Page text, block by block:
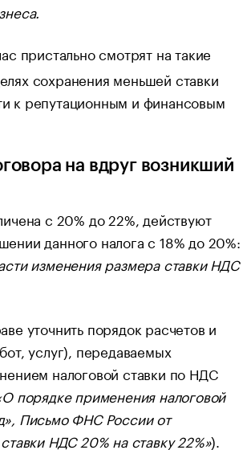
пристально смотрят на такие
сохранения меньшей ставки
к репутационным и финансовым
на вдруг возникший
с 20% до 22%, действуют
данного налога с 18% до 20%:
изменения размера ставки НДС
уточнить порядок расчетов и
услуг), передаваемых
налоговой ставки по НДС
порядке применения налоговой
Письмо ФНС России от
НДС 20% на ставку 22%»).